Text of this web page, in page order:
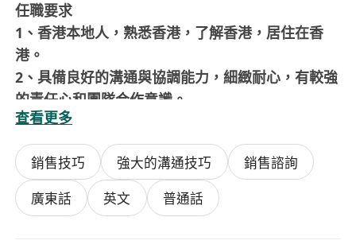
‌任職要求‌
1、‌香港本地人‌，熟悉香港，了解香港，居住在香
港。
2、‌具備良好的溝通與協調能力‌，細緻耐心，有較強
的責任心和團隊合作意識。
3、‌有較強的學習能力和適應能力‌，能適應多任務並
行和快節奏工作環境。
4、‌‌從事過移動電子設備維修、二手電子產品買手、
二手電子產品回收、手機技術人員及進出口貿易相
關經驗者優先‌。
查看更多
銷售技巧 強大的溝通技巧
銷售諮詢
廣東話
英文 普通話